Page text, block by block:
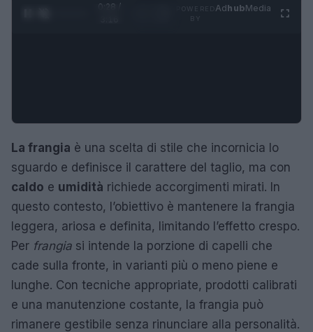
0:29 /
AdhubMedia
La frangia è una scelta di stile che incornicia lo
sguardo e definisce il carattere del taglio, ma con
caldo e umidità richiede accorgimenti mirati. In
questo contesto, l’obiettivo è mantenere la frangia
leggera, ariosa e definita, limitando l’effetto crespo.
Per frangia si intende la porzione di capelli che
cade sulla fronte, in varianti più o meno piene e
lunghe. Con tecniche appropriate, prodotti calibrati
e una manutenzione costante, la frangia può
rimanere gestibile senza rinunciare alla personalità.